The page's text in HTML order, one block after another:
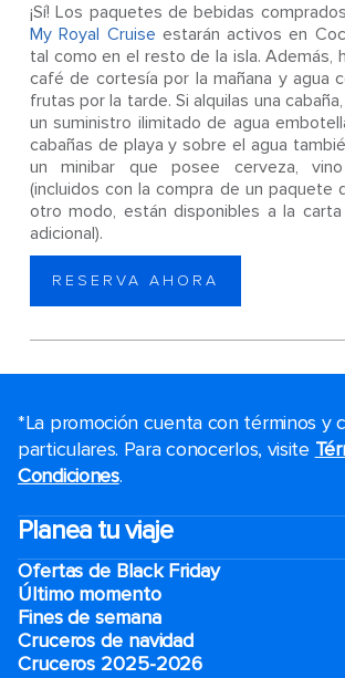
¡Sí! Los paquetes de bebidas
My Royal Cruise estarán activos en
tal como en el resto de la isla. Además,
café de cortesía por la mañana y agua
frutas por la tarde. Si alquilas una
un suministro ilimitado de agua
cabañas de playa y sobre el agua
un minibar que posee cerveza,
(incluidos con la compra de un paquete
otro modo, están disponibles a la
adicional).
RESERVA AHORA
*La promoción cuenta con términos y
particulares. Para conocerlos, visite
Condiciones.
Planea tu viaje
Ofertas de Black Friday
Último momento
Fines de semana
Cruceros de navidad
Cruceros 2025-2026